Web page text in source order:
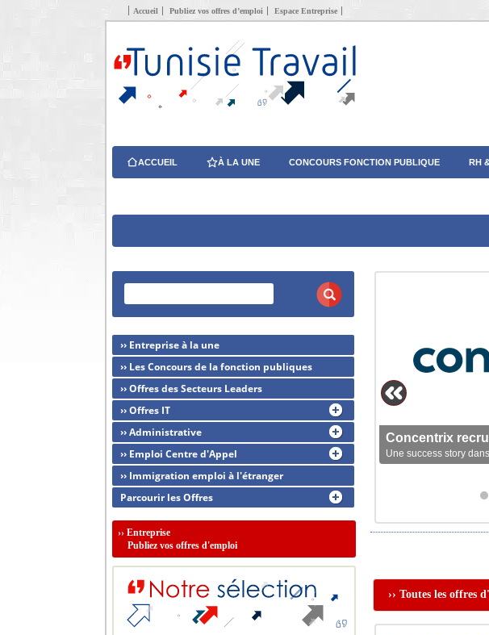
Accueil Publiez vos offres d’emploi Espace Entreprise
ACCUEIL À LA UNE CONCOURS FONCTION PUBLIQUE RH
Concentrix
Une success story
›› Toutes les offres
›› Entreprise à la une
›› Les Concours de la fonction publiques
›› Offres des Secteurs Leaders
›› Offres IT
›› Administrative
›› Emploi Centre d'Appel
›› Immigration emploi à l'étranger
Parcourir les Offres
›› Entreprise
Publiez vos offres d'emploi